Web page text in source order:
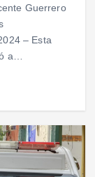
Guerrero
– Esta
a…